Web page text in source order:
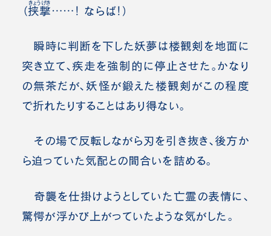
（挟撃
きょうげき
……！ ならば！）
瞬時に判断を下した妖夢は楼観剣を地面に
突き立て、疾走を強制的に停止させた。かなり
の無茶だが、妖怪が鍛えた楼観剣がこの程度
で折れたりすることはあり得ない。
その場で反転しながら刃を引き抜き、後方か
ら迫っていた気配との間合いを詰める。
奇襲を仕掛けようとしていた亡霊の表情に、
驚愕が浮かび上がっていたような気がした。